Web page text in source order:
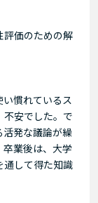
評価のための解
い慣れているス
不安でした。で
発な議論が繰
業後は、大学
通して得た知識